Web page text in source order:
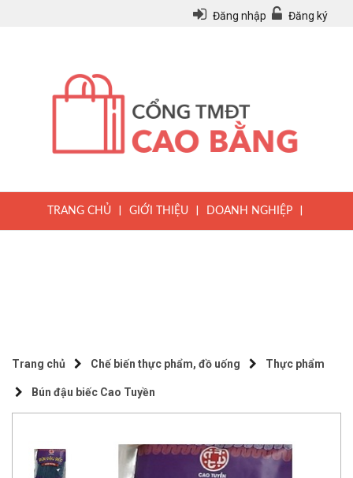
Đăng nhập Đăng ký
TRANG CHỦ GIỚI THIỆU DOANH NGHIỆP
Trang chủ Chế biến thực phẩm, đồ uống Thực phẩm
Bún đậu biếc Cao Tuyền